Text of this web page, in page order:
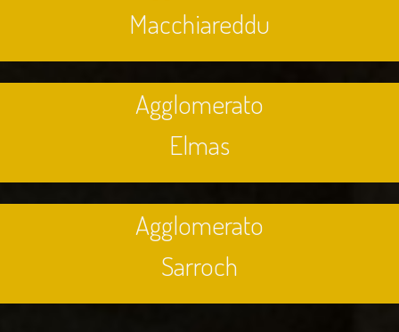
Macchiareddu
Agglomerato
Elmas
Agglomerato
Sarroch